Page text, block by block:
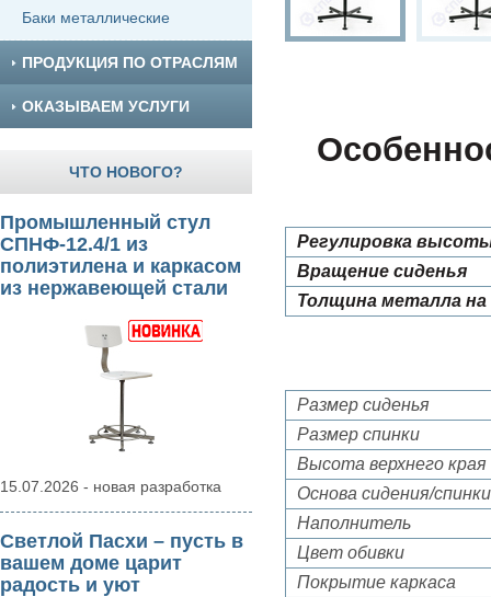
Баки металлические
ПРОДУКЦИЯ ПО ОТРАСЛЯМ
ОКАЗЫВАЕМ УСЛУГИ
ЧТО НОВОГО?
Промышленный стул
СПНФ-12.4/1 из
полиэтилена и каркасом
из нержавеющей стали
15.07.2026 - новая разработка
Светлой Пасхи – пусть в
вашем доме царит
радость и уют
Регулировка
Вращение сиденья
Толщина металла на
Размер сиденья
Размер спинки
Высота верхнего края
Основа сидения/спинки
Наполнитель
Цвет обивки
Покрытие каркаса